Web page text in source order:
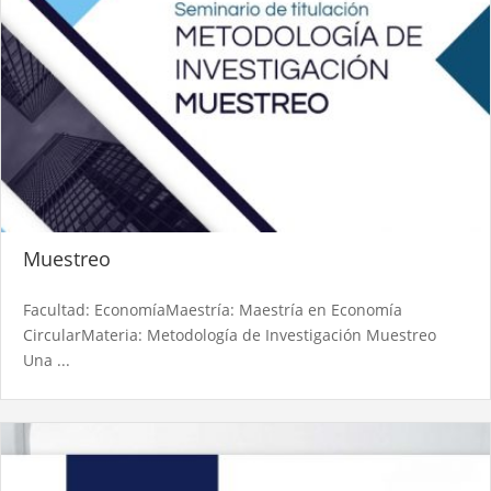
Muestreo
Facultad: EconomíaMaestría: Maestría en Economía
CircularMateria: Metodología de Investigación Muestreo
Una ...